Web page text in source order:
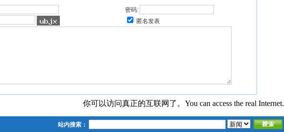
密码:
匿名发表
你可以访问真正的互联网了。You can access the real Internet.
站内搜索：